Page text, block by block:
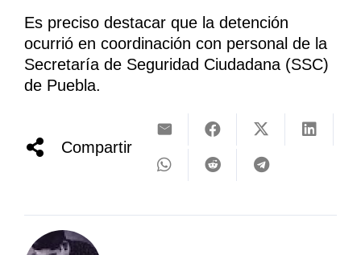
Es preciso destacar que la detención
ocurrió en coordinación con personal de la
Secretaría de Seguridad Ciudadana (SSC)
de Puebla.
Compartir